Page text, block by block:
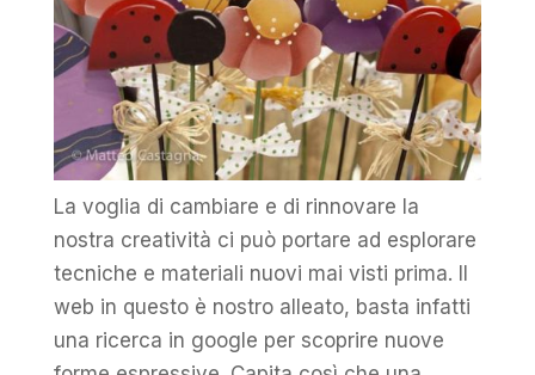
La voglia di cambiare e di rinnovare la
nostra creatività ci può portare ad esplorare
tecniche e materiali nuovi mai visti prima. Il
web in questo è nostro alleato, basta infatti
una ricerca in google per scoprire nuove